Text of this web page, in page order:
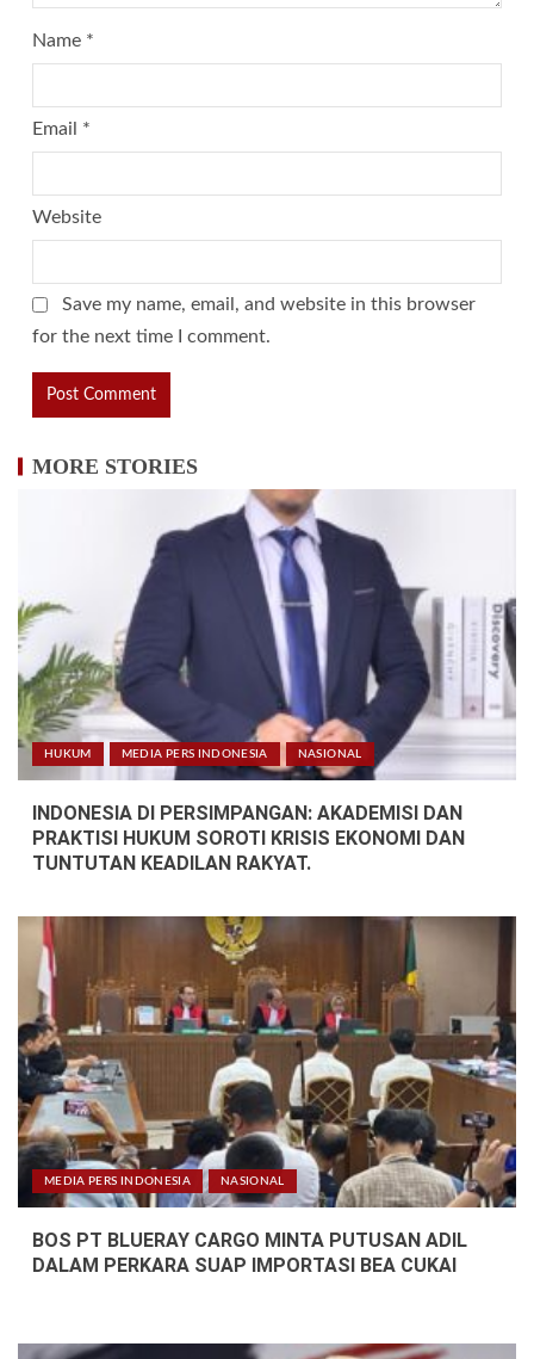
Name *
Email *
Website
Save my name, email, and website in this browser
for the next time I comment.
MORE STORIES
HUKUM MEDIA PERS INDONESIA NASIONAL
INDONESIA DI PERSIMPANGAN: AKADEMISI DAN
PRAKTISI HUKUM SOROTI KRISIS EKONOMI DAN
TUNTUTAN KEADILAN RAKYAT.
MEDIA PERS INDONESIA NASIONAL
BOS PT BLUERAY CARGO MINTA PUTUSAN ADIL
DALAM PERKARA SUAP IMPORTASI BEA CUKAI